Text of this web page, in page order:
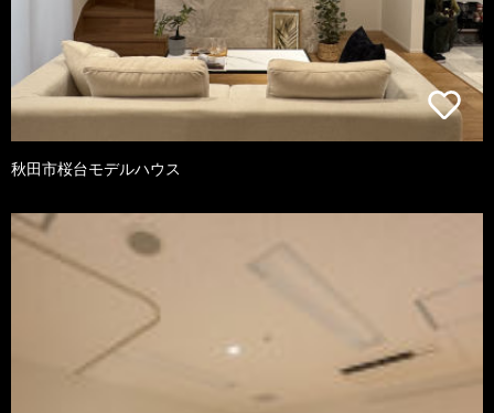
秋田市桜台モデルハウス